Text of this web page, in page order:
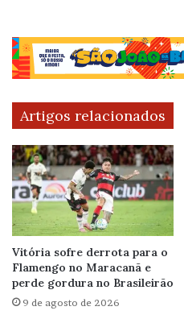
Artigos relacionados
Vitória sofre derrota para o
Flamengo no Maracanã e
perde gordura no Brasileirão
9 de agosto de 2026